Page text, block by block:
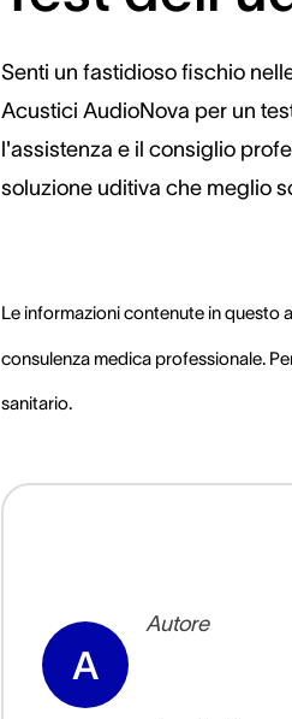
Senti un fastidioso fischio
Acustici AudioNova per un
l'assistenza e il consiglio
soluzione uditiva che meglio
Le informazioni contenute in questo
consulenza medica professionale.
sanitario.
A
Autore